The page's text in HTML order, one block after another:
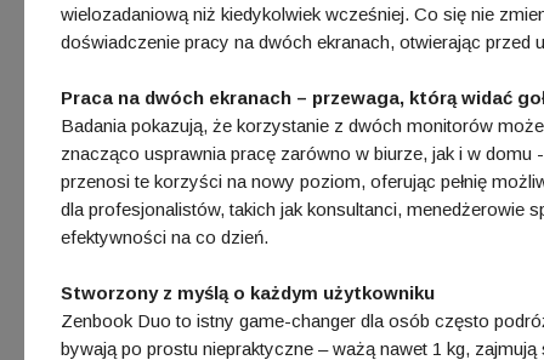
wielozadaniową niż kiedykolwiek wcześniej. Co się nie
doświadczenie pracy na dwóch ekranach, otwierając przed
Praca na dwóch ekranach – przewaga, którą widać
Badania pokazują, że korzystanie z dwóch monitorów
znacząco usprawnia pracę zarówno w biurze, jak i w
przenosi te korzyści na nowy poziom, oferując pełnię
dla profesjonalistów, takich jak konsultanci, menedżerowie
efektywności na co dzień.
Stworzony z myślą o każdym użytkowniku
Zenbook Duo to istny game-changer dla osób często
bywają po prostu niepraktyczne – ważą nawet 1 kg,